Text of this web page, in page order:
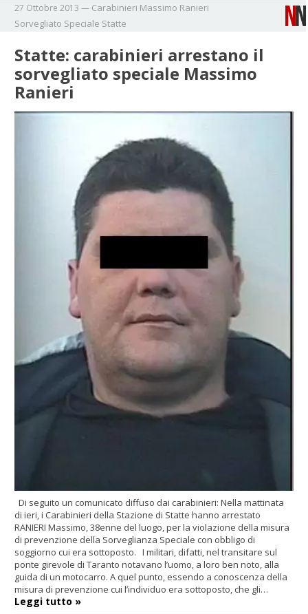
27 Ottobre 2013 — Carabinieri Massimo Ranieri
Sorvegliato Speciale Statte
Statte: carabinieri arrestano il
sorvegliato speciale Massimo
Ranieri
Di seguito un comunicato diffuso dai carabinieri: Nella mattinata
di ieri, i Carabinieri della Stazione di Statte hanno arrestato
RANIERI Massimo, 38enne del luogo, per la violazione della misura
di prevenzione della Sorveglianza Speciale con obbligo di
soggiorno cui era sottoposto.I militari, difatti, nel transitare sul
ponte girevole di Taranto notavano l’uomo, a loro ben noto, alla
guida di un motocarro. A quel punto, essendo a conoscenza della
misura di prevenzione cui l’individuo era sottoposto, che gli…
Leggi tutto »